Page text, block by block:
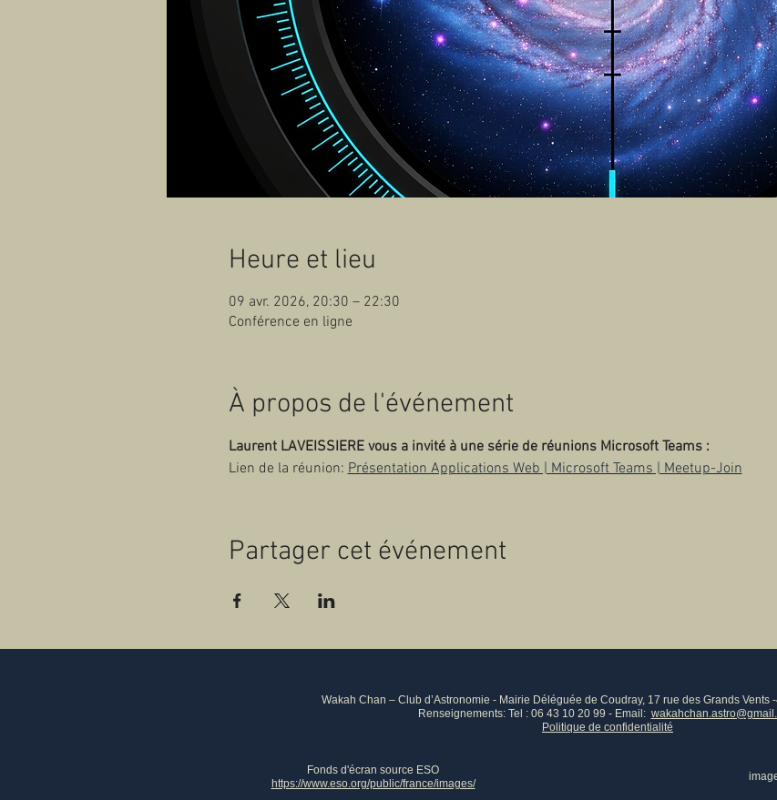
Heure et lieu
09 avr. 2026, 20:30 – 22:30
Conférence en ligne
À propos de l'événement
Laurent LAVEISSIERE vous a invité à une série de réunions Microsoft Teams :
Lien de la réunion: Présentation Applications Web | Microsoft Teams | Meetup-Join
Partager cet événement
Wakah Chan – Club d’Astronomie - Mairie Déléguée de Coudray, 17 rue des Grands Vents
Renseignements: Tel : 06 43 10 20 99 - Email:
Politique de confidentialité
Fonds d'écran source ESO
https://www.eso.org/public/france/images/